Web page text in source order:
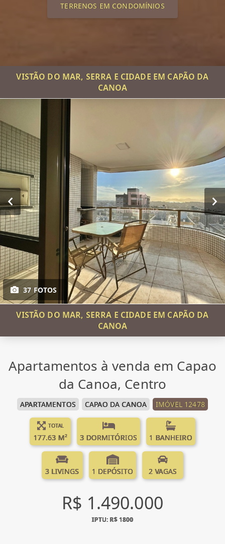
TERRENOS EM CONDOMÍNIOS
VISTÃO DO MAR, SERRA E CIDADE EM CAPÃO DA
CANOA
37 FOTOS
VISTÃO DO MAR, SERRA E CIDADE EM CAPÃO DA
CANOA
Apartamentos à venda em Capao
da Canoa, Centro
APARTAMENTOS CAPAO DA CANOA IMÓVEL 12478
TOTAL
177.63 M² 3 DORMITÓRIOS 1 BANHEIRO
3 LIVINGS 1 DEPÓSITO 2 VAGAS
R$ 1.490.000
IPTU: R$ 1800